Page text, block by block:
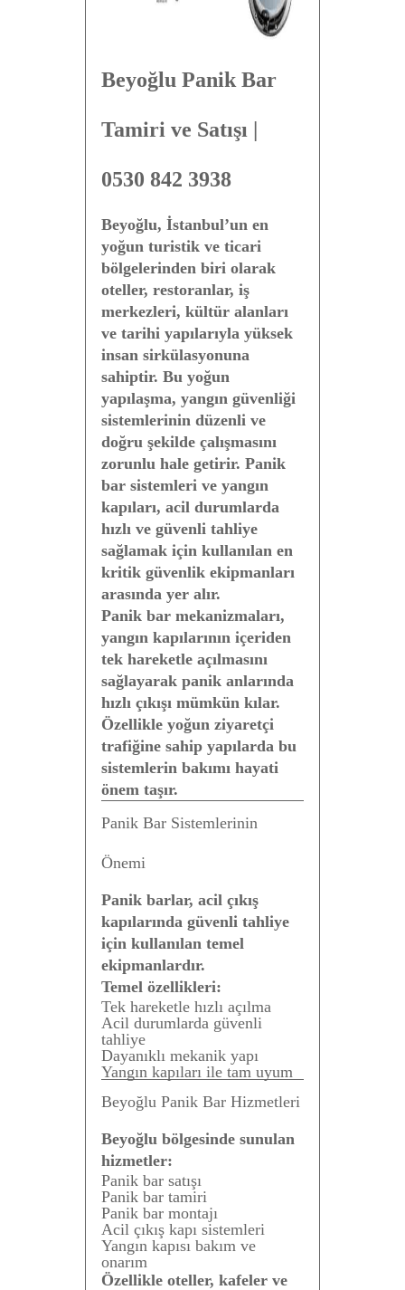
Beyoğlu Panik Bar
Tamiri ve Satışı |
0530 842 3938
Beyoğlu, İstanbul’un en
yoğun turistik ve ticari
bölgelerinden biri olarak
oteller, restoranlar, iş
merkezleri, kültür alanları
ve tarihi yapılarıyla yüksek
insan sirkülasyonuna
sahiptir. Bu yoğun
yapılaşma, yangın güvenliği
sistemlerinin düzenli ve
doğru şekilde çalışmasını
zorunlu hale getirir. Panik
bar sistemleri ve yangın
kapıları, acil durumlarda
hızlı ve güvenli tahliye
sağlamak için kullanılan en
kritik güvenlik ekipmanları
arasında yer alır.
Panik bar mekanizmaları,
yangın kapılarının içeriden
tek hareketle açılmasını
sağlayarak panik anlarında
hızlı çıkışı mümkün kılar.
Özellikle yoğun ziyaretçi
trafiğine sahip yapılarda bu
sistemlerin bakımı hayati
önem taşır.
Panik Bar Sistemlerinin
Önemi
Panik barlar, acil çıkış
kapılarında güvenli tahliye
için kullanılan temel
ekipmanlardır.
Temel özellikleri:
Tek hareketle hızlı açılma
Acil durumlarda güvenli
tahliye
Dayanıklı mekanik yapı
Yangın kapıları ile tam uyum
Beyoğlu Panik Bar Hizmetleri
Beyoğlu bölgesinde sunulan
hizmetler:
Panik bar satışı
Panik bar tamiri
Panik bar montajı
Acil çıkış kapı sistemleri
Yangın kapısı bakım ve
onarım
Özellikle oteller, kafeler ve